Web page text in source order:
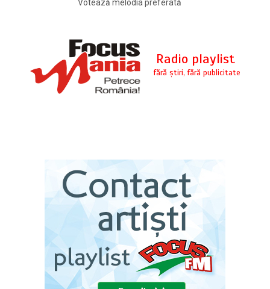
Votează melodia preferată